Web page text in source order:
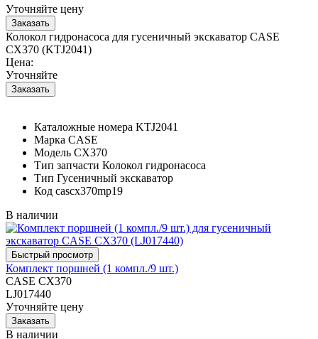
Уточняйте цену
Колокол гидронасоса для гусеничный экскаватор CASE
CX370 (KTJ2041)
Цена:
Уточняйте
Каталожные номера KTJ2041
Марка CASE
Модель CX370
Тип запчасти Колокол гидронасоса
Тип Гусеничный экскаватор
Код cascx370mp19
В наличии
Комплект поршней (1 компл./9 шт.)
CASE CX370
LJ017440
Уточняйте цену
В наличии